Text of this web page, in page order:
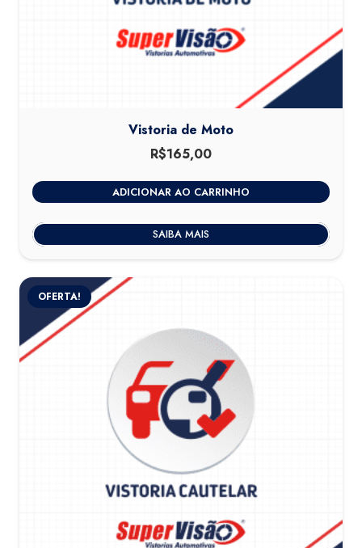
Vistoria de Moto
R$165,00
ADICIONAR AO CARRINHO
SAIBA MAIS
OFERTA!